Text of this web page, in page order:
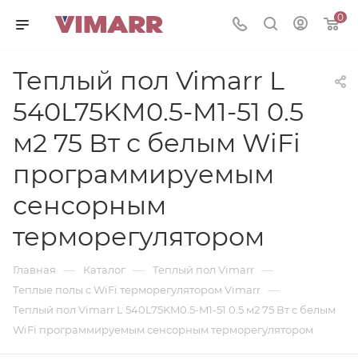
0
Теплый пол Vimarr L
540L75KM0.5-M1-51 0.5
м2 75 Вт с белым WiFi
программируемым
сенсорным
терморегулятором
Главная — Каталог — Теплый пол Vimarr —
Теплые полы с WiFi терморегулятором Vimarr —
Теплый пол Vimarr L 540L75KM0.5-M1-51 0.5 м2 75 Вт с белым
WiFi программируемым сенсорным терморегулятором